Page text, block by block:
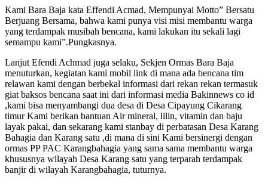
Kami Bara Baja kata Effendi Acmad, Mempunyai Motto” Bersatu
Berjuang Bersama, bahwa kami punya visi misi membantu warga
yang terdampak musibah bencana, kami lakukan itu sekali lagi
semampu kami”.Pungkasnya.
Lanjut Efendi Achmad juga selaku, Sekjen Ormas Bara Baja
menuturkan, kegiatan kami mobil link di mana ada bencana tim
relawan kami dengan berbekal informasi dari rekan rekan termasuk
giat baksos bencana saat ini dari informasi media Bakinnews co id
,kami bisa menyambangi dua desa di Desa Cipayung Cikarang
timur Kami berikan bantuan Air mineral, lilin, vitamin dan baju
layak pakai, dan sekarang kami stanbay di perbatasan Desa Karang
Bahagia dan Karang satu ,di mana di sini Kami bersinergi dengan
ormas PP PAC Karangbahagia yang sama sama membantu warga
khususnya wilayah Desa Karang satu yang terparah terdampak
banjir di wilayah Karangbahagia, tuturnya.